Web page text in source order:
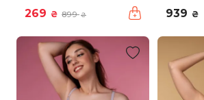
269 ₴ 899₴ 939 ₴